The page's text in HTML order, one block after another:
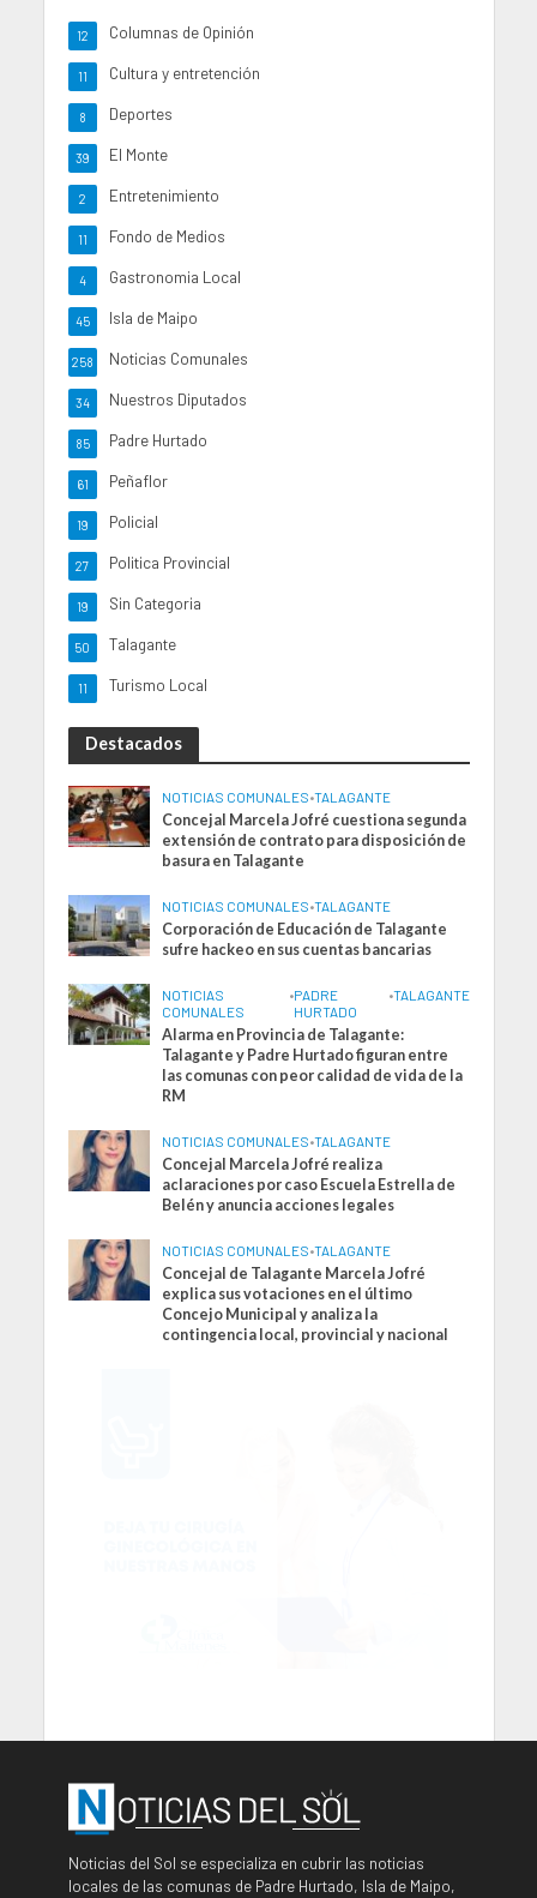
Columnas de Opinión
12
Cultura y entretención
11
Deportes
8
El Monte
39
Entretenimiento
2
Fondo de Medios
11
Gastronomia Local
4
Isla de Maipo
45
Noticias Comunales
258
Nuestros Diputados
34
Padre Hurtado
85
Peñaflor
61
Policial
19
Politica Provincial
27
Sin Categoria
19
Talagante
50
Turismo Local
11
Destacados
NOTICIAS COMUNALES•TALAGANTE
Concejal Marcela Jofré cuestiona segunda
extensión de contrato para disposición de
basura en Talagante
NOTICIAS COMUNALES•TALAGANTE
Corporación de Educación de Talagante
sufre hackeo en sus cuentas bancarias
NOTICIAS
COMUNALES
•PADRE
HURTADO
•TALAGANTE
Alarma en Provincia de Talagante:
Talagante y Padre Hurtado figuran entre
las comunas con peor calidad de vida de la
RM
NOTICIAS COMUNALES•TALAGANTE
Concejal Marcela Jofré realiza
aclaraciones por caso Escuela Estrella de
Belén y anuncia acciones legales
NOTICIAS COMUNALES•TALAGANTE
Concejal de Talagante Marcela Jofré
explica sus votaciones en el último
Concejo Municipal y analiza la
contingencia local, provincial y nacional
Noticias del Sol se especializa en cubrir las noticias
locales de las comunas de Padre Hurtado, Isla de Maipo,